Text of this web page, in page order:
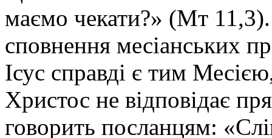
маємо чекати?» (Мт 11,3).
сповнення месіанських
Ісус справді є тим
Христос не відповідає
говорить посланцям: